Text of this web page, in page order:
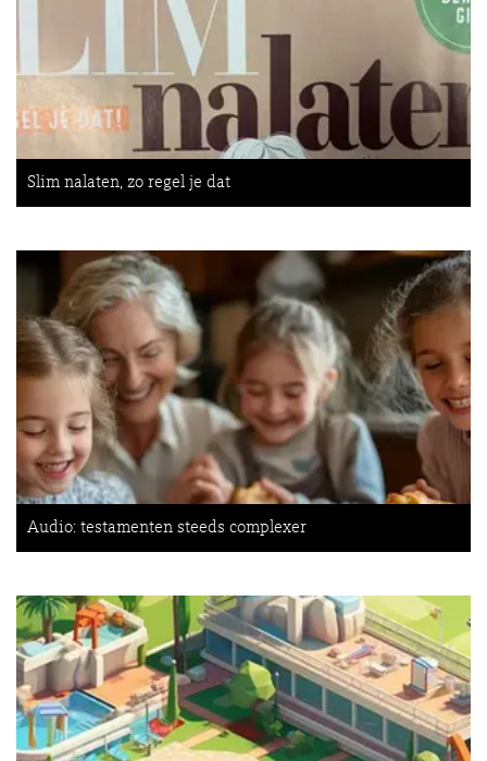
Slim nalaten, zo regel je dat
Audio: testamenten steeds complexer